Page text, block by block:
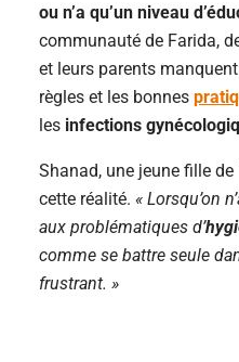
ou n’a qu’un niveau
communauté de Farida,
et leurs parents
règles et les bonnes
les infections
Shanad, une jeune fille
cette réalité. « Lorsqu’on
aux problématiques d’
comme se battre seule
frustrant. »